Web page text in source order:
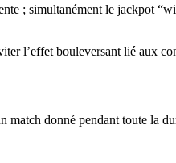
; simultanément le jackpot
l’effet bouleversant lié aux
donné pendant toute la